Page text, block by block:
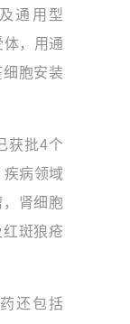
通用型
，用通
胞安装
获批4个
疾病领域
肾细胞
斑狼疮
还包括